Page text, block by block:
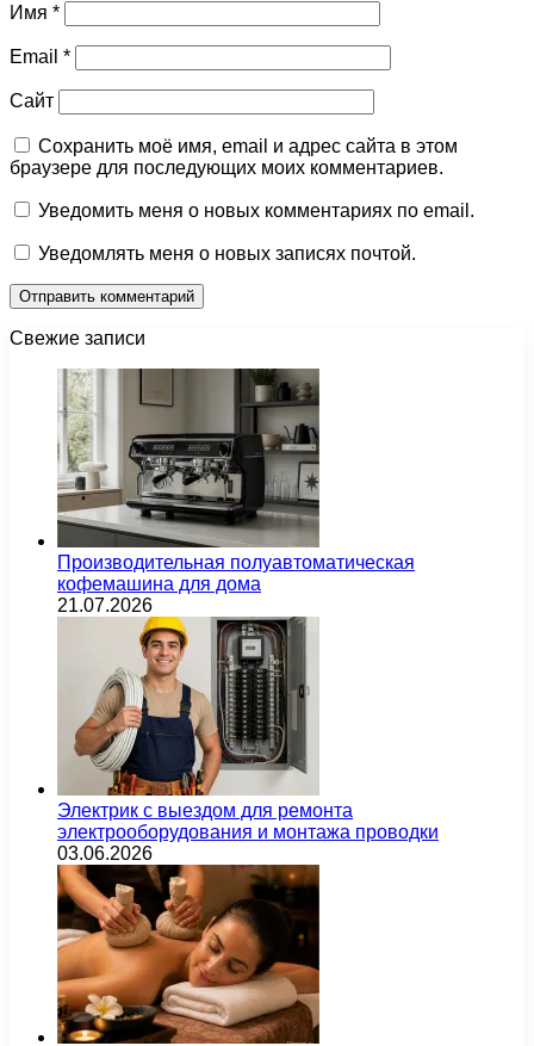
Имя *
Email *
Сайт
Сохранить моё имя, email и адрес сайта в этом
браузере для последующих моих комментариев.
Уведомить меня о новых комментариях по email.
Уведомлять меня о новых записях почтой.
Свежие записи
Производительная полуавтоматическая
кофемашина для дома
21.07.2026
Электрик с выездом для ремонта
электрооборудования и монтажа проводки
03.06.2026